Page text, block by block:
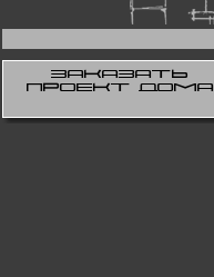
Заказать
проект дома